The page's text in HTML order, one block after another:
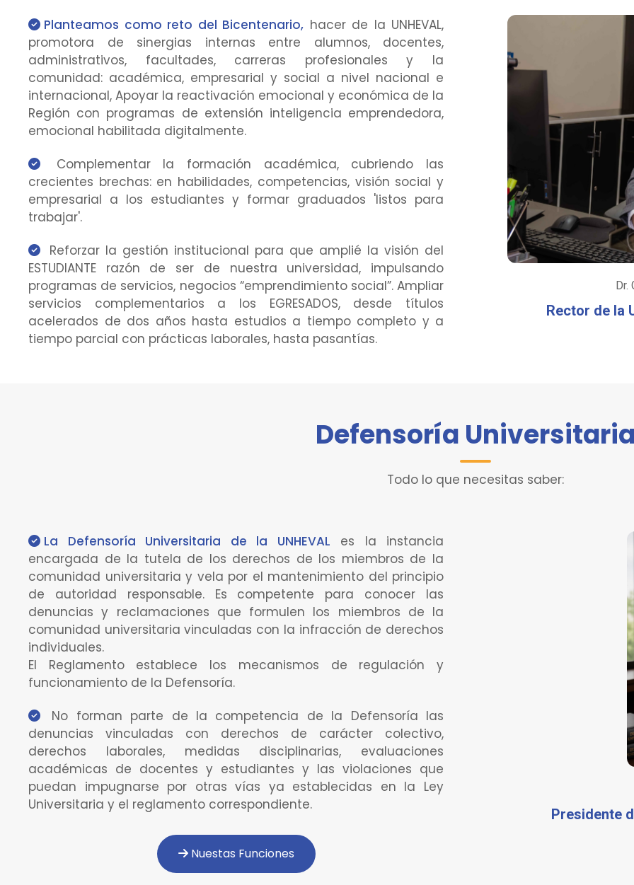
Planteamos como reto del Bicentenario, hacer de la UNHEVAL,
promotora de sinergias internas entre alumnos, docentes,
administrativos, facultades, carreras profesionales y la
comunidad: académica, empresarial y social a nivel nacional e
internacional, Apoyar la reactivación emocional y económica de la
Región con programas de extensión inteligencia emprendedora,
emocional habilitada digitalmente.
Complementar la formación académica, cubriendo las
crecientes brechas: en habilidades, competencias, visión social y
empresarial a los estudiantes y formar graduados 'listos para
trabajar'.
Reforzar la gestión institucional para que amplié la visión del
ESTUDIANTE razón de ser de nuestra universidad, impulsando
programas de servicios, negocios “emprendimiento social”. Ampliar
servicios complementarios a los EGRESADOS, desde títulos
acelerados de dos años hasta estudios a tiempo completo y a
tiempo parcial con prácticas laborales, hasta pasantías.
Dr.
Rector de la
Defensoría
Todo lo que necesitas saber:
La Defensoría Universitaria de la UNHEVAL es la instancia
encargada de la tutela de los derechos de los miembros de la
comunidad universitaria y vela por el mantenimiento del principio
de autoridad responsable. Es competente para conocer las
denuncias y reclamaciones que formulen los miembros de la
comunidad universitaria vinculadas con la infracción de derechos
individuales.
El Reglamento establece los mecanismos de regulación y
funcionamiento de la Defensoría.
No forman parte de la competencia de la Defensoría las
denuncias vinculadas con derechos de carácter colectivo,
derechos laborales, medidas disciplinarias, evaluaciones
académicas de docentes y estudiantes y las violaciones que
puedan impugnarse por otras vías ya establecidas en la Ley
Universitaria y el reglamento correspondiente.
Nuestas Funciones
Presidente